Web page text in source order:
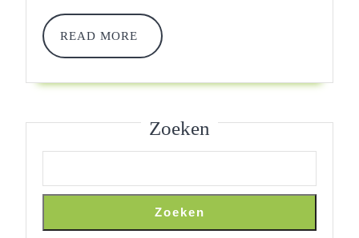
READ MORE
READ
MORE
Zoeken
Zoeken